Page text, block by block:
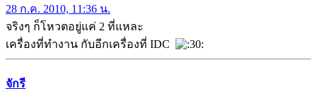
28 ก.ค. 2010, 11:36 น.
จริงๆ ก็โหวตอยู่แค่ 2 ที่แหละ
เครื่องที่ทำงาน กับอีกเครื่องที่ IDC
จักรี